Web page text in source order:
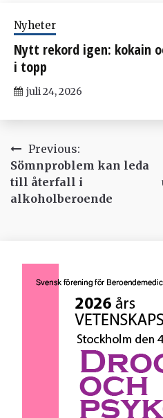
Nyheter
Nytt rekord igen: kokain
i topp
juli 24, 2026
Inläggsnavigering
Previous:
Sömnproblem kan leda
till återfall i
alkoholberoende